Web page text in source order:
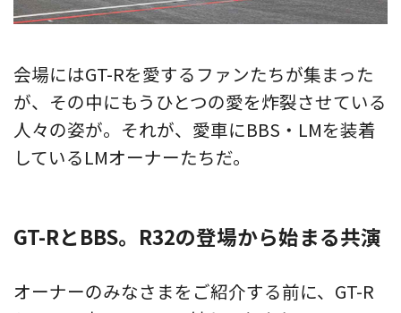
会場にはGT-Rを愛するファンたちが集まった
が、その中にもうひとつの愛を炸裂させている
人々の姿が。それが、愛車にBBS・LMを装着
しているLMオーナーたちだ。
GT-RとBBS。R32の登場から始まる共演
オーナーのみなさまをご紹介する前に、GT-R